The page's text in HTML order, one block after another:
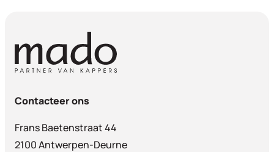
Contacteer ons
Frans Baetenstraat 44
2100 Antwerpen-Deurne